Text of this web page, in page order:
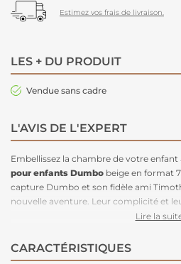
Estimez vos frais de livraison.
LES + DU PRODUIT
Vendue sans cadre
L'AVIS DE L'EXPERT
Embellissez la chambre de votre
pour enfants Dumbo beige en format
capture Dumbo et son fidèle ami
nouvelle aventure. Leur complicité et
une touche de joie et de réconfort à
atmosphère douce et accueillante.
s'intègre facilement dans une
Lire la
CARACTÉRISTIQUES